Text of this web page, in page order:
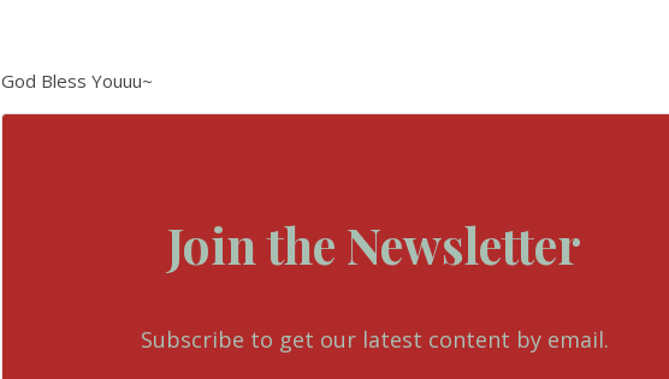
God Bless Youuu~
Join the Newsletter
Subscribe to get our latest content by email.